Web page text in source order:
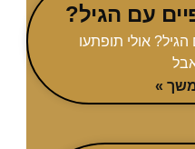
עם הגיל?
אולי תופתעו
»